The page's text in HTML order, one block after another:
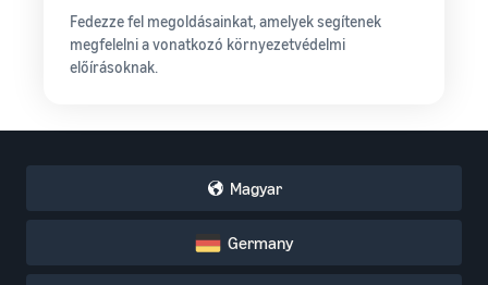
Fedezze fel megoldásainkat, amelyek segítenek
megfelelni a vonatkozó környezetvédelmi
előírásoknak.
Magyar
Germany